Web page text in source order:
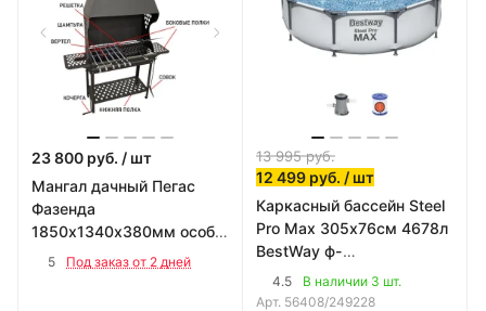
23 800 руб. / шт
Мангал дачный Пегас
Фазенда
1850х1340х380мм особо
прочная котловая сталь
5 Под заказ от 2 дней
13 995руб.
12 499 руб. / шт
Каркасный бассейн Steel
Pro Max 305х76см 4678л
BestWay ф-
насос,картридж 58093
арт 56408
4.5
В наличии 3 шт.
Арт. 56408/249228